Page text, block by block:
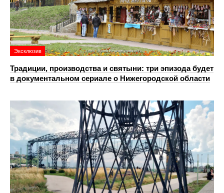
Эксклюзив
Традиции, производства и святыни: три эпизода будет
в документальном сериале о Нижегородской области